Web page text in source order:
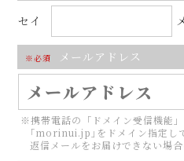
セイ
※必須 メールアドレス
※携帯電話の「ドメイン受信機能
｢morinui.jp｣をドメイン指定し
返信メールをお届けできない場